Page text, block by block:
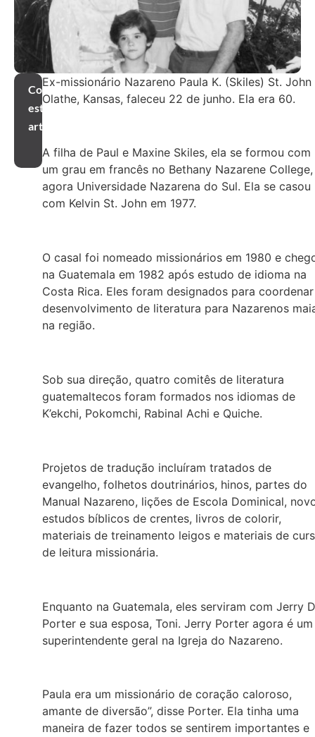
Compartilhar
este
artigo
Ex-missionário Nazareno Paula K. (Skiles) St. John
Olathe, Kansas, faleceu 22 de junho. Ela era 60.
A filha de Paul e Maxine Skiles, ela se formou com
um grau em francês no Bethany Nazarene College,
agora Universidade Nazarena do Sul. Ela se casou
com Kelvin St. John em 1977.
O casal foi nomeado missionários em 1980 e
na Guatemala em 1982 após estudo de idioma na
Costa Rica. Eles foram designados para coordenar
desenvolvimento de literatura para Nazarenos
na região.
Sob sua direção, quatro comitês de literatura
guatemaltecos foram formados nos idiomas de
K’ekchi, Pokomchi, Rabinal Achi e Quiche.
Projetos de tradução incluíram tratados de
evangelho, folhetos doutrinários, hinos, partes do
Manual Nazareno, lições de Escola Dominical,
estudos bíblicos de crentes, livros de colorir,
materiais de treinamento leigos e materiais de
de leitura missionária.
Enquanto na Guatemala, eles serviram com Jerry
Porter e sua esposa, Toni. Jerry Porter agora é um
superintendente geral na Igreja do Nazareno.
Paula era um missionário de coração caloroso,
amante de diversão”, disse Porter. Ela tinha uma
maneira de fazer todos se sentirem importantes e